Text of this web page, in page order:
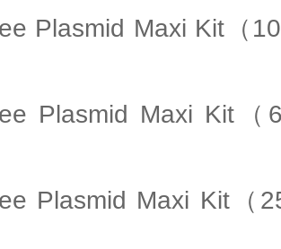
Plasmid Maxi Kit（
Plasmid Maxi Kit（
Plasmid Maxi Kit（